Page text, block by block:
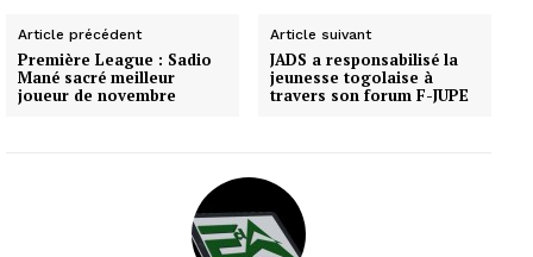
Article précédent
Première League : Sadio
Mané sacré meilleur
joueur de novembre
Article suivant
JADS a responsabilisé la
jeunesse togolaise à
travers son forum F-JUPE